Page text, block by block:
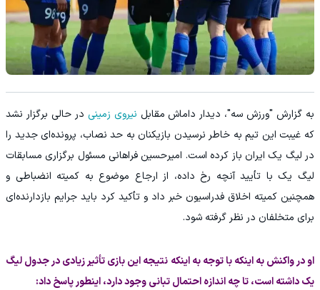
به گزارش "ورزش سه"، دیدار داماش مقابل نیروی زمینی در حالی برگزار نشد
که غیبت این تیم به خاطر نرسیدن بازیکنان به حد نصاب، پرونده‌ای جدید را
در لیگ یک ایران باز کرده است. امیرحسین فراهانی مسئول برگزاری مسابقات
لیگ یک با تأیید آنچه رخ داده، از ارجاع موضوع به کمیته انضباطی و
همچنین کمیته اخلاق فدراسیون خبر داد و تأکید کرد باید جرایم بازدارنده‌ای
برای متخلفان در نظر گرفته شود.
او در واکنش به اینکه با توجه به اینکه نتیجه این بازی تأثیر زیادی در جدول لیگ
یک داشته است، تا چه اندازه احتمال تبانی وجود دارد، اینطور پاسخ داد: